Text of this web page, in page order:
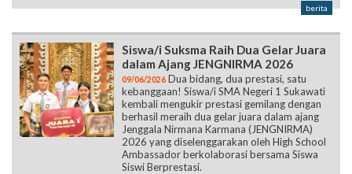
berita
Siswa/i Suksma Raih Dua Gelar Juara
dalam Ajang JENGNIRMA 2026
09/06/2026 Dua bidang, dua prestasi, satu
kebanggaan! Siswa/i SMA Negeri 1 Sukawati
kembali mengukir prestasi gemilang dengan
berhasil meraih dua gelar juara dalam ajang
Jenggala Nirmana Karmana (JENGNIRMA)
2026 yang diselenggarakan oleh High School
Ambassador berkolaborasi bersama Siswa
Siswi Berprestasi.